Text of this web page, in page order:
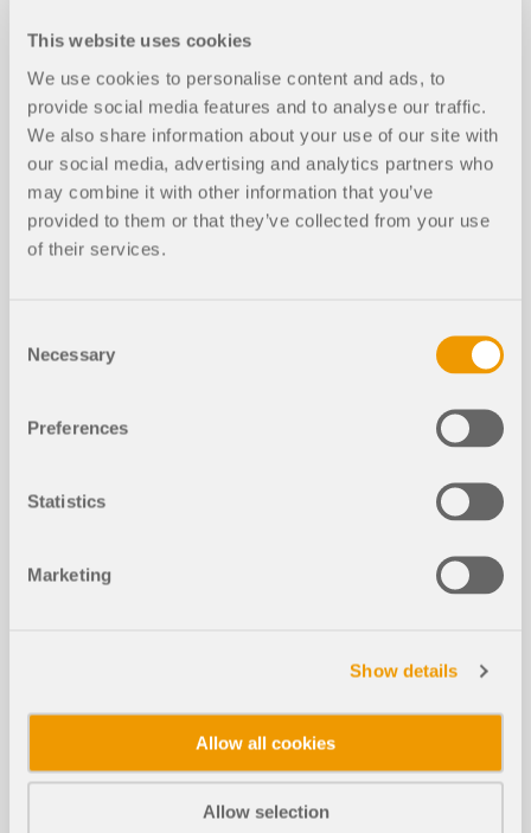
This website uses cookies
We use cookies to personalise content and ads, to
provide social media features and to analyse our traffic.
We also share information about your use of our site with
our social media, advertising and analytics partners who
may combine it with other information that you’ve
provided to them or that they’ve collected from your use
of their services.
Selection
Necessary
Preferences
Statistics
Marketing
Show details
Allow all cookies
Allow selection
EVENTO
Durata: